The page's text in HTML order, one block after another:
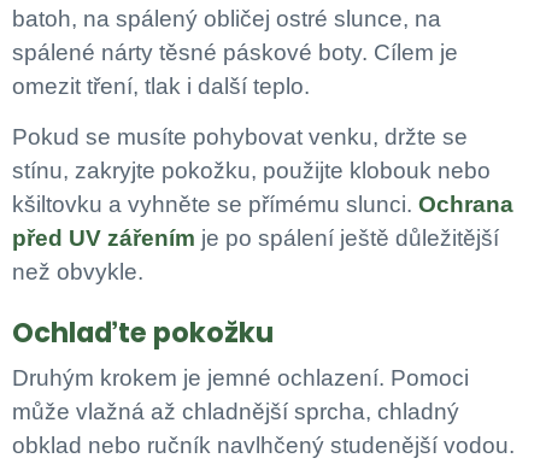
batoh, na spálený obličej ostré slunce, na
spálené nárty těsné páskové boty. Cílem je
omezit tření, tlak i další teplo.
Pokud se musíte pohybovat venku, držte se
stínu, zakryjte pokožku, použijte klobouk nebo
kšiltovku a vyhněte se přímému slunci. Ochrana
před UV zářením je po spálení ještě důležitější
než obvykle.
Ochlaďte pokožku
Druhým krokem je jemné ochlazení. Pomoci
může vlažná až chladnější sprcha, chladný
obklad nebo ručník navlhčený studenější vodou.